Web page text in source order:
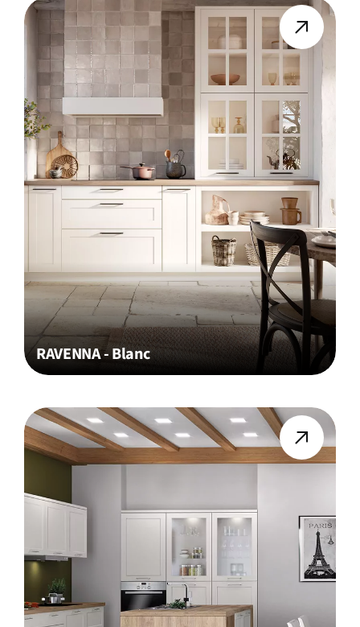
RAVENNA - Blanc